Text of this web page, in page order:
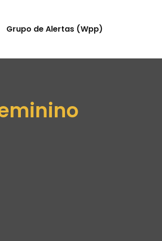
Grupo de Alertas (Wpp)